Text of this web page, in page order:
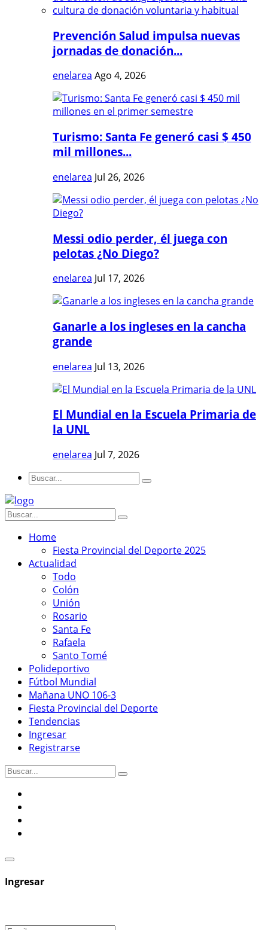
Prevención Salud impulsa nuevas
jornadas de donación...
enelarea Ago 4, 2026
Turismo: Santa Fe generó casi $ 450
mil millones...
enelarea Jul 26, 2026
Messi odio perder, él juega con
pelotas ¿No Diego?
enelarea Jul 17, 2026
Ganarle a los ingleses en la cancha
grande
enelarea Jul 13, 2026
El Mundial en la Escuela Primaria de
la UNL
enelarea Jul 7, 2026
Home
Fiesta Provincial del Deporte 2025
Actualidad
Todo
Colón
Unión
Rosario
Santa Fe
Rafaela
Santo Tomé
Polideportivo
Fútbol Mundial
Mañana UNO 106-3
Fiesta Provincial del Deporte
Tendencias
Ingresar
Registrarse
Ingresar